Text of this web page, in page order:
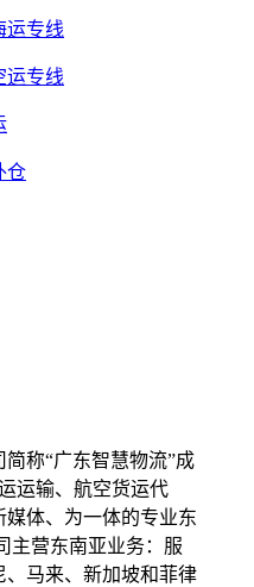
称“广东智慧物流”成
运输、航空货运代
体、为一体的专业东
主营东南亚业务：服
马来、新加坡和菲律